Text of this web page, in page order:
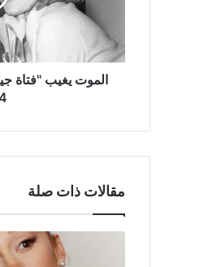
بلاكمان
عن
94
عاماًالموت يغيب "فتاة
مقالات ذات صلة